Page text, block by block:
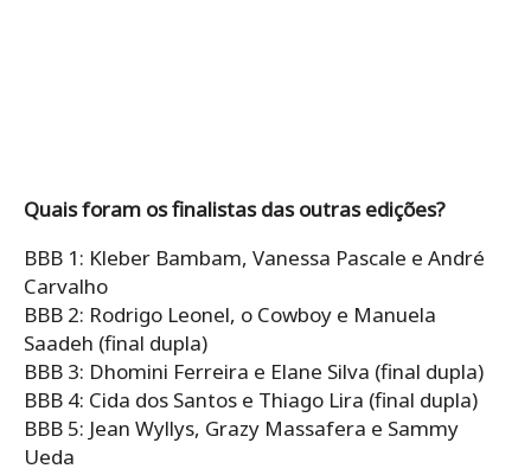
Quais foram os finalistas das outras edições?
BBB 1: Kleber Bambam, Vanessa Pascale e André
Carvalho
BBB 2: Rodrigo Leonel, o Cowboy e Manuela
Saadeh (final dupla)
BBB 3: Dhomini Ferreira e Elane Silva (final dupla)
BBB 4: Cida dos Santos e Thiago Lira (final dupla)
BBB 5: Jean Wyllys, Grazy Massafera e Sammy
Ueda